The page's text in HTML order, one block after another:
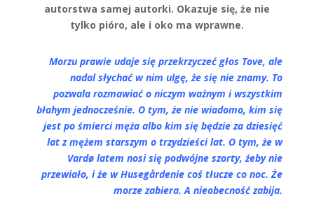
autorstwa samej autorki. Okazuje się, że nie
tylko pióro, ale i oko ma wprawne.
Morzu prawie udaje się przekrzyczeć głos Tove, ale
nadal słychać w nim ulgę, że się nie znamy. To
pozwala rozmawiać o niczym ważnym i wszystkim
błahym jednocześnie. O tym, że nie wiadomo, kim się
jest po śmierci męża albo kim się będzie za dziesięć
lat z mężem starszym o trzydzieści lat. O tym, że w
Vardø latem nosi się podwójne szorty, żeby nie
przewiało, i że w Husegårdenie coś tłucze co noc. Że
morze zabiera. A nieobecność zabija.